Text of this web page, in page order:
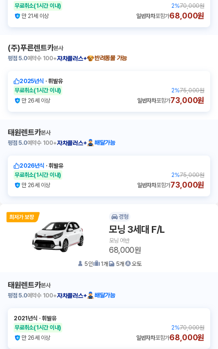
무료취소(1시간 이내) 2%70,000원
만 21세 이상
일반자차포함가68,000원
(주)푸른렌트카본사
평점 5.0예약수 100+자차플러스+ 반려동물 가능
2025년식 ㆍ휘발유
무료취소(1시간 이내) 2%75,000원
만 26세 이상
일반자차포함가73,000원
태원렌트카본사
평점 5.0예약수 100+자차플러스+ 배달가능
2026년식 ㆍ휘발유
무료취소(1시간 이내) 2%75,000원
만 26세 이상
일반자차포함가73,000원
경형
모닝 3세대 F/L
모닝 어반
68,000원
5인 1개 5개 오토
태원렌트카본사
평점 5.0예약수 100+자차플러스+ 배달가능
2021년식 ㆍ휘발유
무료취소(1시간 이내) 2%70,000원
만 26세 이상
일반자차포함가68,000원